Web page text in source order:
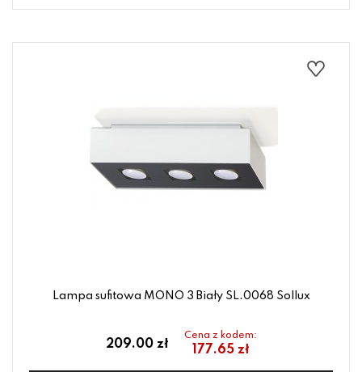
Lampa sufitowa MONO 3 Biały SL.0068 Sollux
209.00 zł
Cena z kodem:
177.65 zł